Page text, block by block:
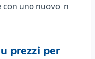
uno nuovo in
prezzi per